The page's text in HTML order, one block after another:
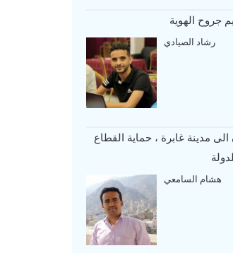
جروح الهوية
رشاد الصيادي
مدينة غابرة ، حماية القطاع
هشام السامعي